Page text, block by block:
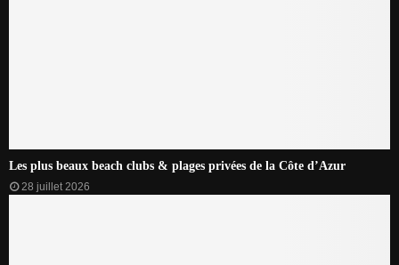
Les plus beaux beach clubs & plages privées de la Côte d’Azur
28 juillet 2026